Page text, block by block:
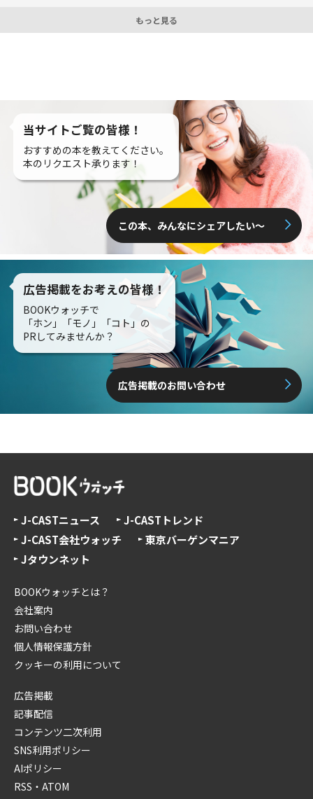
もっと見る
当サイトご覧の皆様！
おすすめの本を教えてください。
本のリクエスト承ります！
この本、みんなにシェアしたい〜
広告掲載をお考えの皆様！
BOOKウォッチで
「ホン」「モノ」「コト」の
PRしてみませんか？
広告掲載のお問い合わせ
J-CASTニュース
J-CASTトレンド
J-CAST会社ウォッチ
東京バーゲンマニア
Jタウンネット
BOOKウォッチとは？
会社案内
お問い合わせ
個人情報保護方針
クッキーの利用について
広告掲載
記事配信
コンテンツ二次利用
SNS利用ポリシー
AIポリシー
RSS・ATOM